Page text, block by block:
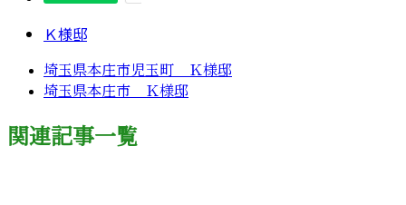
Ｋ様邸
埼玉県本庄市児玉町 Ｋ様邸
埼玉県本庄市 Ｋ様邸
関連記事一覧